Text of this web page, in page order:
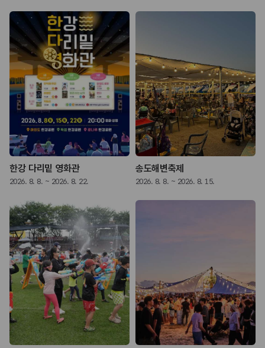
한강 다리밑 영화관
2026. 8. 8. ~ 2026. 8. 22.
송도해변축제
2026. 8. 8. ~ 2026. 8. 15.